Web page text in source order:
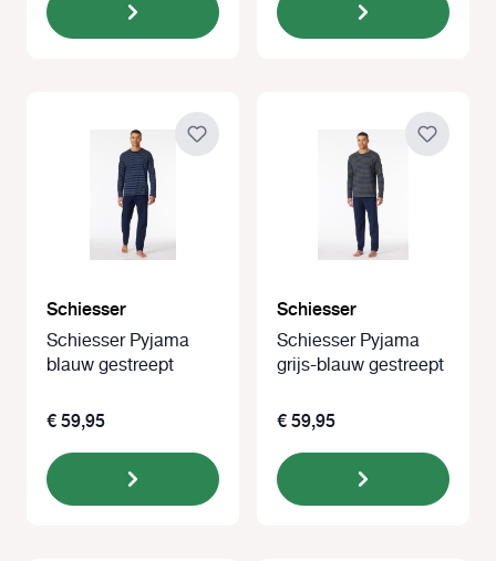
Schiesser
Schiesser Pyjama
blauw gestreept
€ 59,95
Schiesser
Schiesser Pyjama
grijs-blauw gestreept
€ 59,95